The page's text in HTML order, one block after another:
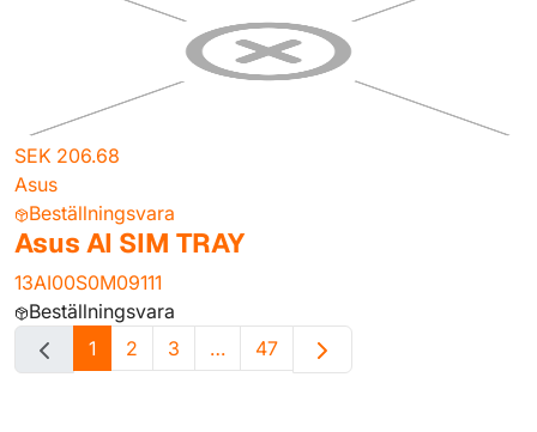
SEK 206.68
Asus
Beställningsvara
Asus AI SIM TRAY
13AI00S0M09111
Beställningsvara
1
2 3 … 47